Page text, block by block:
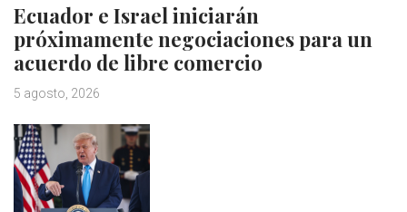
Ecuador e Israel iniciarán
próximamente negociaciones para un
acuerdo de libre comercio
5 agosto, 2026